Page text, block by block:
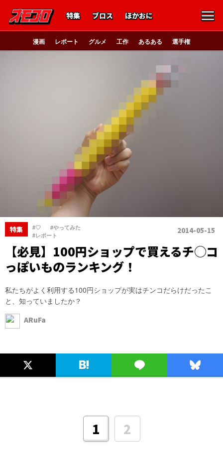
特集 ブロス ほかおに
漫画 レポート グルメ 工作 あるある 選手権
特集 #♡ #やってみた
#レポート
2014-05-15
【必見】100円ショップで買えるチ◯コ
っぽいものランキング！
私たちがよく利用する100円ショップが実はチンコだらけだったこ
と、知っていましたか？
ARuFa
1 2